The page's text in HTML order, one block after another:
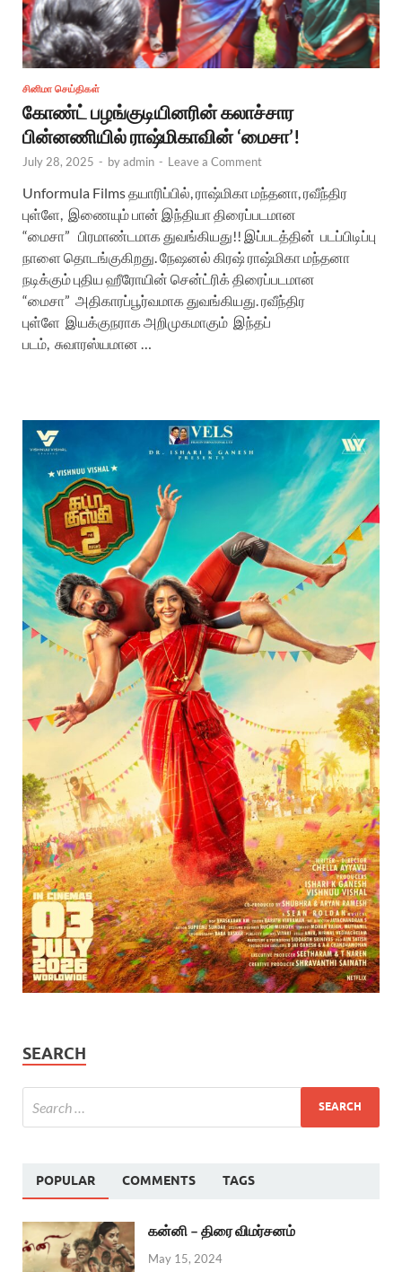
சினிமா செய்திகள்
கோண்ட் பழங்குடியினரின் கலாச்சார
பின்னணியில் ராஷ்மிகாவின் ‘மைசா’!
July 28, 2025 - byadmin - Leave a Comment
Unformula Films தயாரிப்பில், ராஷ்மிகா மந்தனா, ரவீந்திர
புள்ளே, இணையும் பான் இந்தியா திரைப்படமான
“மைசா” பிரமாண்டமாக துவங்கியது!! இப்படத்தின் படப்பிடிப்பு
நாளை தொடங்குகிறது. நேஷனல் கிரஷ் ராஷ்மிகா மந்தனா
நடிக்கும் புதிய ஹீரோயின் சென்ட்ரிக் திரைப்படமான
“மைசா” அதிகாரப்பூர்வமாக துவங்கியது. ரவீந்திர
புள்ளே இயக்குநராக அறிமுகமாகும் இந்தப்
படம், சுவாரஸ்யமான …
SEARCH
POPULAR COMMENTS TAGS
கன்னி – திரை விமர்சனம்
May 15, 2024